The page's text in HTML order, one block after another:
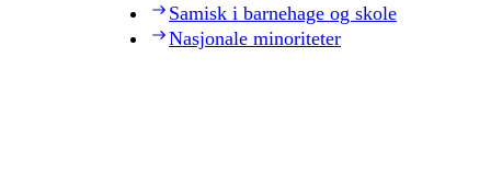
Samisk i barnehage og skole
Nasjonale minoriteter